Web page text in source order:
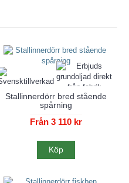
Stallinnerdörr bred stående
spårning
Från 3 110 kr
Köp